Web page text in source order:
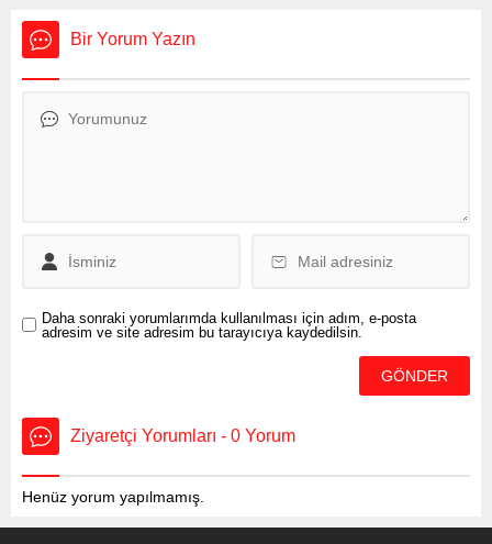
şartları sağlayan
kullanıcılar, yapacakları
maaşı artık e-Devlet’ten de
üzerinden yapılan
Bir Yorum Yazın
Daha sonraki yorumlarımda kullanılması için adım, e-posta
adresim ve site adresim bu tarayıcıya kaydedilsin.
Ziyaretçi Yorumları - 0 Yorum
Henüz yorum yapılmamış.